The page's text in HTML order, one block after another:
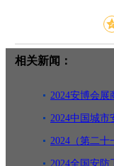
相关新闻：
2024安博会展
2024中国城
2024（第二
功召开
2024全国安